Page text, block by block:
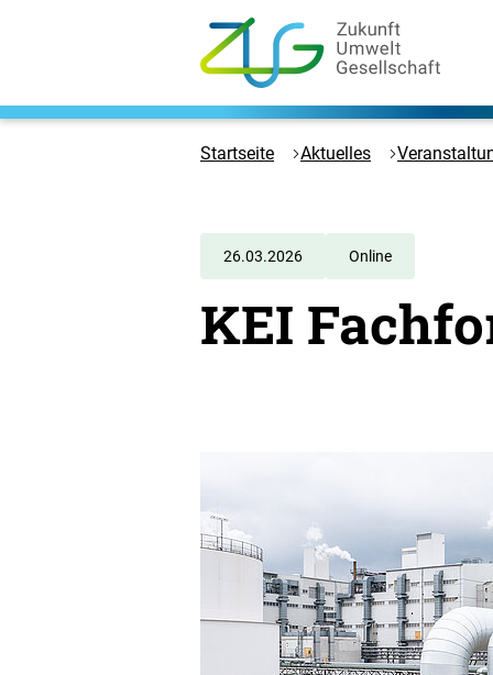
Zukunft
Umwelt
Zur
Startseite
Startseite Aktuelles
26.03.2026 Online
KEI